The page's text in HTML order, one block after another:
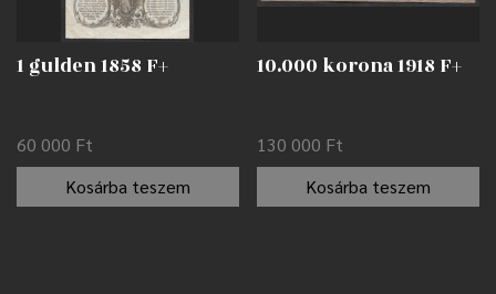
1 gulden 1858 F+
60 000 Ft
Kosárba teszem
10.000 korona 1918 F+
130 000 Ft
Kosárba teszem